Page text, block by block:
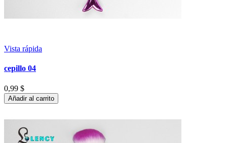
Vista rápida
cepillo 04
0,99 $
Añadir al carrito